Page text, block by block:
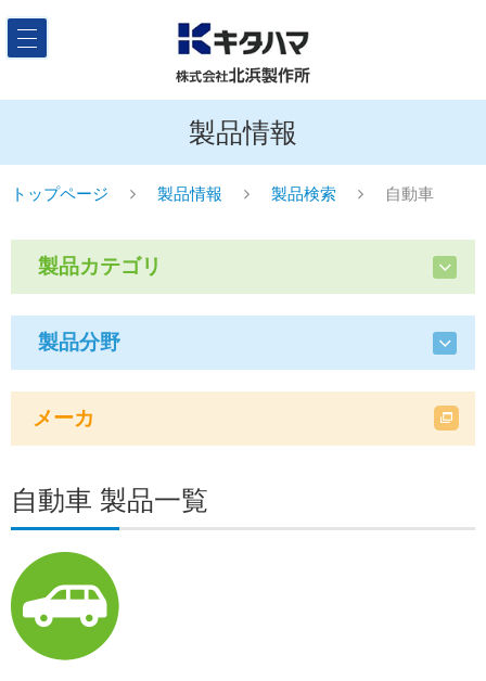
製品情報
トップページ 製品情報 製品検索 自動車
製品カテゴリ
製品分野
メーカ
自動車 製品一覧